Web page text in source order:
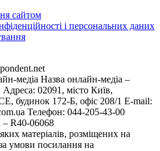
сайтом
і персональних даних
медіа Назва онлайн-медіа –
02091, місто Київ,
172-Б, офіс 208/1 E-mail:
Телефон: 044-205-43-00
– R40-06068
матеріалів, розміщених на
умови посилання на